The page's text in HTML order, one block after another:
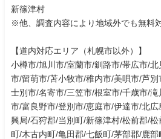
新篠津村
※他、調査内容により地域外でも無料
【道内対応エリア（札幌市以外）】
小樽市/旭川市/室蘭市/釧路市/帯広市/
市/留萌市/苫小牧市/稚内市/美唄市/芦
士別市/名寄市/三笠市/根室市/千歳市/滝
市/富良野市/登別市/恵庭市/伊達市/北
興局/石狩郡/当別町/新篠津村/松前郡/
町/木古内町/亀田郡/七飯町/茅部郡/鹿